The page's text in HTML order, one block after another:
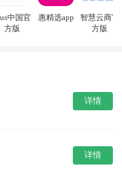
中国官
方版
惠精选app
智慧云商官
方版
详情
详情